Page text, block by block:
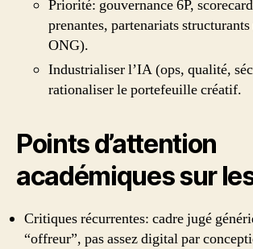
Priorité: gouvernance 6P,
prenantes, partenariats
ONG).
Industrialiser l’IA (ops, qualité,
rationaliser le portefeuille créatif.
Points d’attention
académiques sur
Critiques récurrentes: cadre jugé
“offreur”, pas assez digital par